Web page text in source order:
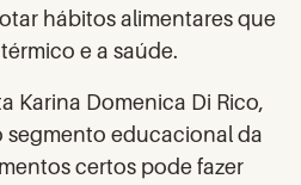
hábitos alimentares que
e a saúde.
Karina Domenica Di Rico,
educacional da
certos pode fazer